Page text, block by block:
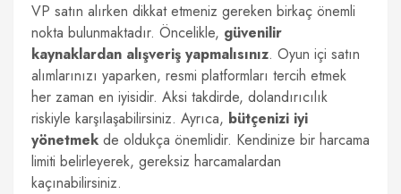
VP satın alırken dikkat etmeniz gereken birkaç önemli
nokta bulunmaktadır. Öncelikle, güvenilir
kaynaklardan alışveriş yapmalısınız. Oyun içi satın
alımlarınızı yaparken, resmi platformları tercih etmek
her zaman en iyisidir. Aksi takdirde, dolandırıcılık
riskiyle karşılaşabilirsiniz. Ayrıca, bütçenizi iyi
yönetmek de oldukça önemlidir. Kendinize bir harcama
limiti belirleyerek, gereksiz harcamalardan
kaçınabilirsiniz.